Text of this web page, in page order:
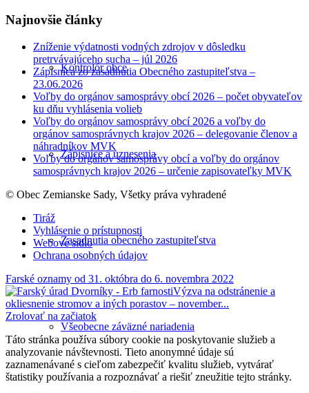
Kontrolór obce
Zápisnice a uznesenia
Zasadnutia obecného zastupiteľstva
Všeobecne záväzné nariadenia
Najnovšie články
Zníženie výdatnosti vodných zdrojov v dôsledku
pretrvávajúceho sucha – júl 2026
Zápisnica zo zasadnutia Obecného zastupiteľstva –
23.06.2026
Voľby do orgánov samosprávy obcí 2026 – počet obyvateľov
ku dňu vyhlásenia volieb
Voľby do orgánov samosprávy obcí 2026 a voľby do
orgánov samosprávnych krajov 2026 – delegovanie členov a
náhradníkov MVK
Voľby do orgánov samosprávy obcí a voľby do orgánov
samosprávnych krajov 2026 – určenie zapisovateľky MVK
© Obec Zemianske Sady, Všetky práva vyhradené
Tiráž
Vyhlásenie o prístupnosti
Webové sídlo
Ochrana osobných údajov
Farské oznamy od 31. októbra do 6. novembra 2022
Výzva na odstránenie a
okliesnenie stromov a iných porastov – november...
Zrolovať na začiatok
Táto stránka používa súbory cookie na poskytovanie služieb a
analyzovanie návštevnosti. Tieto anonymné údaje sú
zaznamenávané s cieľom zabezpečiť kvalitu služieb, vytvárať
štatistiky používania a rozpoznávať a riešiť zneužitie tejto stránky.